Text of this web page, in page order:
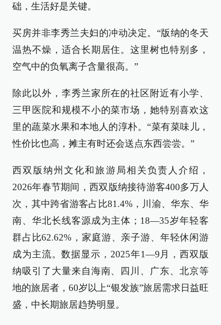
础，生活好是关键。
买房并非李秀兰夫妇的冲动决定。“版纳的冬天
温热不燥，适合长期居住。这里树也特别多，
空气中的负氧离子含量很高。”
除此以外，李秀兰家所在的社区附近有小学、
三甲医院和规模不小的菜市场，她特别喜欢这
里的蔬菜水果和本地人的淳朴。“菜有菜味儿，
性价比也高，摊主有时还会送点东西尝尝。”
西双版纳州文化和旅游局相关负责人介绍，
2026年春节期间，西双版纳接待游客400多万人
次，其中跨省游客占比81.4%，川渝、华东、华
南、华北长线客源成为主体；18—35岁年轻客
群占比62.62%，家庭游、亲子游、年轻休闲游
成为主流。数据显示，2025年1—9月，西双版
纳吸引了大量来自海南、四川、广东、北京等
地的旅居者，60岁以上“银发族”旅居需求日益旺
盛，中长期旅居趋势明显。